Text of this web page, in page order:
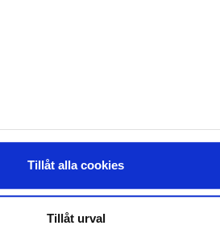
Tillåt alla cookies
Tillåt urval